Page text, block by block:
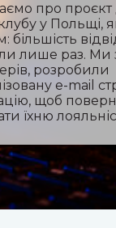
про проєкт
у Польщі,
більшість
лише раз. Ми
розробили
e-mail
щоб
їхню